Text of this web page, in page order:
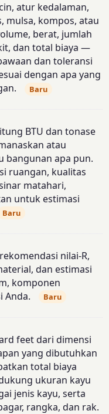
atur kedalaman,
mulsa, kompos, atau
berat, jumlah
dan total biaya —
dan toleransi
dengan apa yang
Baru
BTU dan tonase
atau
bangunan apa pun.
ruangan, kualitas
matahari,
untuk estimasi
Baru
nilai-R,
dan estimasi
komponen
Anda.
Baru
feet dari dimensi
yang dibutuhkan
total biaya
ukuran kayu
jenis kayu, serta
rangka, dan rak.